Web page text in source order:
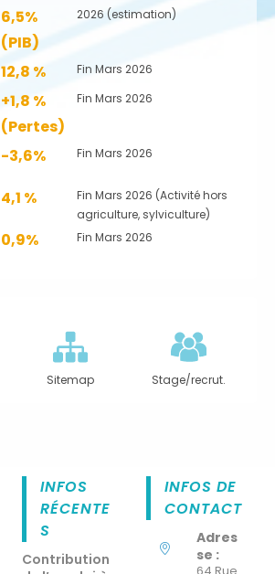
6,5%
(PIB)
2026 (estimation)
12,8 %
Fin Mars 2026
+1,8 %
(Pertes)
Fin Mars 2026
-3,6% Fin Mars 2026
4,1 %
Fin Mars 2026 (Activité hors
agriculture, sylviculture)
0,9% Fin Mars 2026
Sitemap Stage/recrut.
INFOS
RÉCENTE
S
Contribution
INFOS DE
CONTACT
Adres
se :